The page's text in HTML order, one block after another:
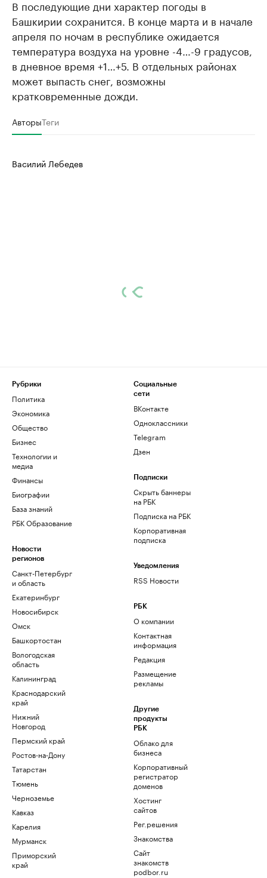
В последующие дни характер погоды в
Башкирии сохранится. В конце марта и в начале
апреля по ночам в республике ожидается
температура воздуха на уровне -4…-9 градусов,
в дневное время +1…+5. В отдельных районах
может выпасть снег, возможны
кратковременные дожди.
АвторыТеги
Василий Лебедев
Рубрики
Политика
Экономика
Общество
Бизнес
Технологии и
медиа
Финансы
Биографии
База знаний
РБК Образование
Новости
регионов
Санкт-Петербург
и область
Екатеринбург
Новосибирск
Омск
Башкортостан
Вологодская
область
Калининград
Краснодарский
край
Нижний
Новгород
Пермский край
Ростов-на-Дону
Татарстан
Тюмень
Черноземье
Кавказ
Карелия
Мурманск
Приморский
край
Социальные
сети
ВКонтакте
Одноклассники
Telegram
Дзен
Подписки
Скрыть баннеры
на РБК
Подписка на РБК
Корпоративная
подписка
Уведомления
RSS Новости
РБК
О компании
Контактная
информация
Редакция
Размещение
рекламы
Другие
продукты
РБК
Облако для
бизнеса
Корпоративный
регистратор
доменов
Хостинг
сайтов
Рег.решения
Знакомства
Сайт
знакомств
podbor.ru